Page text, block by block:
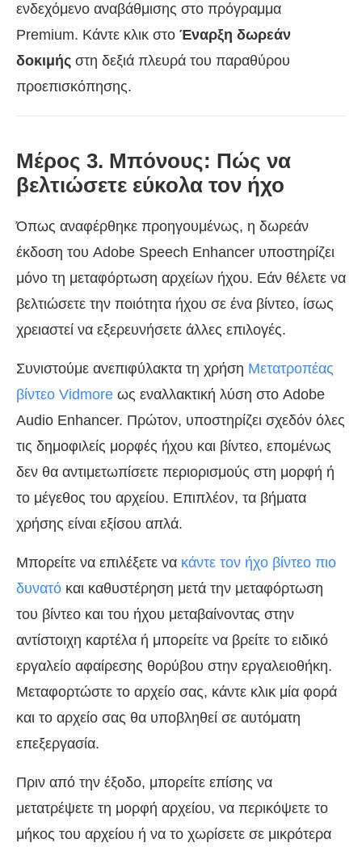
ενδεχόμενο αναβάθμισης στο πρόγραμμα
Premium. Κάντε κλικ στο Έναρξη δωρεάν
δοκιμής στη δεξιά πλευρά του παραθύρου
προεπισκόπησης.
Μέρος 3. Μπόνους: Πώς να
βελτιώσετε εύκολα τον ήχο
Όπως αναφέρθηκε προηγουμένως, η δωρεάν
έκδοση του Adobe Speech Enhancer υποστηρίζει
μόνο τη μεταφόρτωση αρχείων ήχου. Εάν θέλετε να
βελτιώσετε την ποιότητα ήχου σε ένα βίντεο, ίσως
χρειαστεί να εξερευνήσετε άλλες επιλογές.
Συνιστούμε ανεπιφύλακτα τη χρήση Μετατροπέας
βίντεο Vidmore ως εναλλακτική λύση στο Adobe
Audio Enhancer. Πρώτον, υποστηρίζει σχεδόν όλες
τις δημοφιλείς μορφές ήχου και βίντεο, επομένως
δεν θα αντιμετωπίσετε περιορισμούς στη μορφή ή
το μέγεθος του αρχείου. Επιπλέον, τα βήματα
χρήσης είναι εξίσου απλά.
Μπορείτε να επιλέξετε να κάντε τον ήχο βίντεο πιο
δυνατό και καθυστέρηση μετά την μεταφόρτωση
του βίντεο και του ήχου μεταβαίνοντας στην
αντίστοιχη καρτέλα ή μπορείτε να βρείτε το ειδικό
εργαλείο αφαίρεσης θορύβου στην εργαλειοθήκη.
Μεταφορτώστε το αρχείο σας, κάντε κλικ μία φορά
και το αρχείο σας θα υποβληθεί σε αυτόματη
επεξεργασία.
Πριν από την έξοδο, μπορείτε επίσης να
μετατρέψετε τη μορφή αρχείου, να περικόψετε το
μήκος του αρχείου ή να το χωρίσετε σε μικρότερα